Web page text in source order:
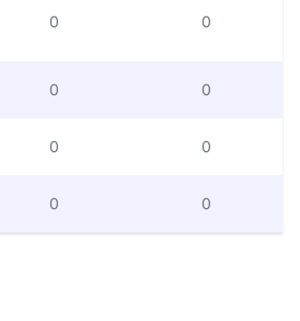
0 0
0 0
0 0
0 0